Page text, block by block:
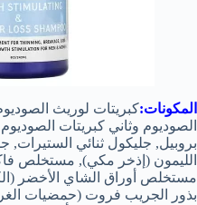
المكونات:كبريتات لوريث
الصوديوم وثاني كبريتات
بروبيل, جليكول ثنائي
الليمون (إذخر مكي), مستخلص
مستخلص أوراق الشاي الأخضر
بذور الجريب فروت (حمضيات